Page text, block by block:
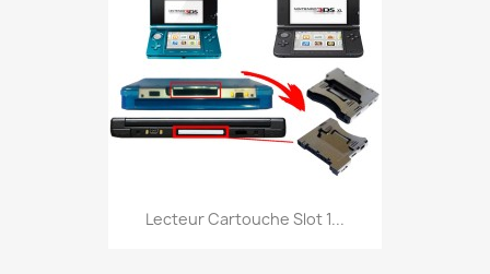
Lecteur Cartouche Slot 1...